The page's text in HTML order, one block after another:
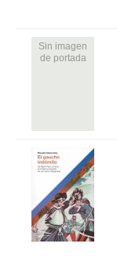
Sin imagen
de portada